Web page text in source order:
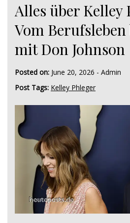
Alles über Kelley
Vom
mit Don Johnson
Posted on: June 20, 2026 - Admin
Post Tags: Kelley Phleger